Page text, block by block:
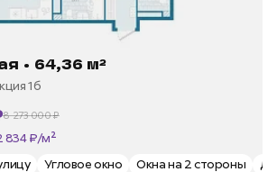
• 64,36 м²
1б
8 273 000 ₽
745 ₽/мес
Угловое окно Окна на 2 стороны